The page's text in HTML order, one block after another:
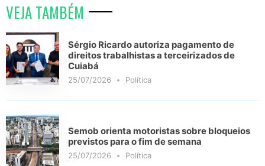
VEJA TAMBÉM
Sérgio Ricardo autoriza pagamento de
direitos trabalhistas a terceirizados de
Cuiabá
25/07/2026 Política
Semob orienta motoristas sobre bloqueios
previstos para o fim de semana
25/07/2026 Política